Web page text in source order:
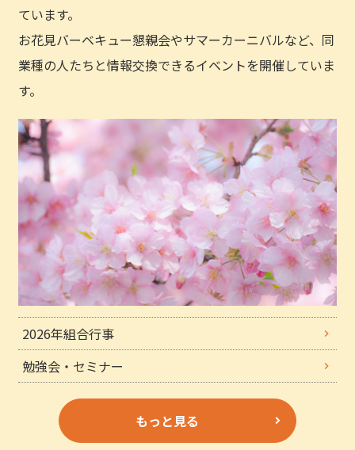
ています。
お花見バーベキュー懇親会やサマーカーニバルなど、同
業種の人たちと情報交換できるイベントを開催していま
す。
2026年組合行事
勉強会・セミナー
もっと見る